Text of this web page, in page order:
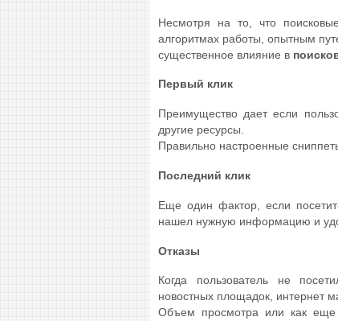
Несмотря на то, что
алгоритмах работы, опытным
существенное влияние в
Первый клик
Преимущество дает если
другие ресурсы.
Правильно настроенные
Последний клик
Еще один фактор, если
нашел нужную информацию и
Отказы
Когда пользователь не
новостных площадок, интернет
Объем просмотра или как еще